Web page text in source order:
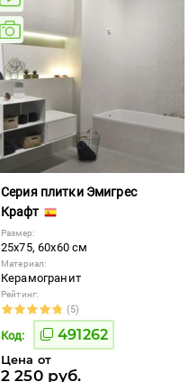
Серия плитки Эмигрес
Крафт
Размер:
25x75, 60x60 см
Материал:
Керамогранит
Рейтинг:
(5)
Код: 491262
Цена от
2 250 руб.